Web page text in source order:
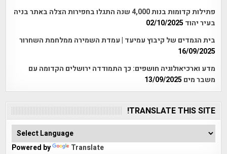
פתילות קדומות בנות 4,000 שנה התגלו בחפירות הצלה באתר בניה
בעיר יהוד 02/10/2025
בית הגמדים של קיבוץ עמיעד | עמדת השמירה ממלחמת השחרור
16/09/2025
מדע וארכיאולוגיה חושפים: כך התמודדה ירושלים הקדומה עם
משבר מים 13/09/2025
TRANSLATE THIS SITE!
Powered by Translate